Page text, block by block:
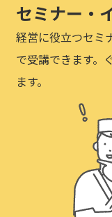
セミナー・
経営に役立つセミ
で受講できます。
ます。